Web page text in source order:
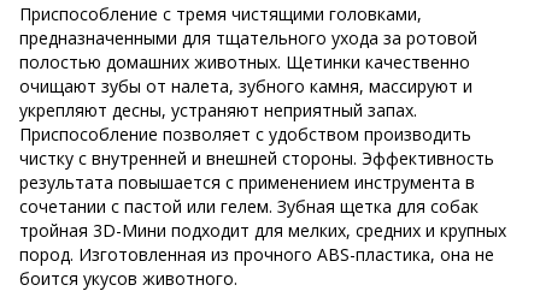
Приспособление с тремя чистящими головками,
предназначенными для тщательного ухода за ротовой
полостью домашних животных. Щетинки качественно
очищают зубы от налета, зубного камня, массируют и
укрепляют десны, устраняют неприятный запах.
Приспособление позволяет с удобством производить
чистку с внутренней и внешней стороны. Эффективность
результата повышается с применением инструмента в
сочетании с пастой или гелем. Зубная щетка для собак
тройная 3D-Мини подходит для мелких, средних и крупных
пород. Изготовленная из прочного ABS-пластика, она не
боится укусов животного.